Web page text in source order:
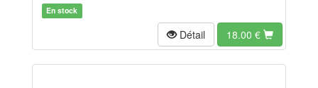
En stock
Détail 18.00 €